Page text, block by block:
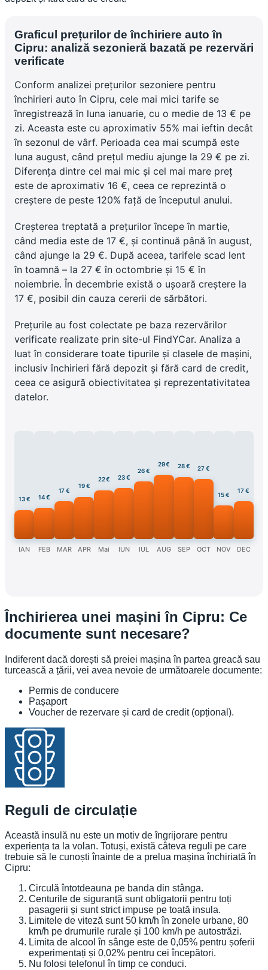
Graficul prețurilor de închiriere auto în
Cipru: analiză sezonieră bazată pe rezervări
verificate
Conform analizei prețurilor sezoniere pentru
închirieri auto în Cipru, cele mai mici tarife se
înregistrează în luna ianuarie, cu o medie de 13 € pe
zi. Aceasta este cu aproximativ 55% mai ieftin decât
în sezonul de vârf. Perioada cea mai scumpă este
luna august, când prețul mediu ajunge la 29 € pe zi.
Diferența dintre cel mai mic și cel mai mare preț
este de aproximativ 16 €, ceea ce reprezintă o
creștere de peste 120% față de începutul anului.
Creșterea treptată a prețurilor începe în martie,
când media este de 17 €, și continuă până în august,
când ajunge la 29 €. După aceea, tarifele scad lent
în toamnă – la 27 € în octombrie și 15 € în
noiembrie. În decembrie există o ușoară creștere la
17 €, posibil din cauza cererii de sărbători.
Prețurile au fost colectate pe baza rezervărilor
verificate realizate prin site-ul FindYCar. Analiza a
luat în considerare toate tipurile și clasele de mașini,
inclusiv închirieri fără depozit și fără card de credit,
ceea ce asigură obiectivitatea și reprezentativitatea
datelor.
13 €
IAN
14 €
FEB
17 €
MAR
19 €
APR
22 €
Mai
23 €
IUN
26 €
IUL
29 €
AUG
28 €
SEP
27 €
OCT
15 €
NOV
17 €
DEC
Închirierea unei mașini în Cipru: Ce
documente sunt necesare?
Indiferent dacă dorești să preiei mașina în partea greacă sau
turcească a țării, vei avea nevoie de următoarele documente:
Permis de conducere
Pașaport
Voucher de rezervare și card de credit (opțional).
Reguli de circulație
Această insulă nu este un motiv de îngrijorare pentru
experiența ta la volan. Totuși, există câteva reguli pe care
trebuie să le cunoști înainte de a prelua mașina închiriată în
Cipru:
Circulă întotdeauna pe banda din stânga.
Centurile de siguranță sunt obligatorii pentru toți
pasagerii și sunt strict impuse pe toată insula.
Limitele de viteză sunt 50 km/h în zonele urbane, 80
km/h pe drumurile rurale și 100 km/h pe autostrăzi.
Limita de alcool în sânge este de 0,05% pentru șoferii
experimentați și 0,02% pentru cei începători.
Nu folosi telefonul în timp ce conduci.